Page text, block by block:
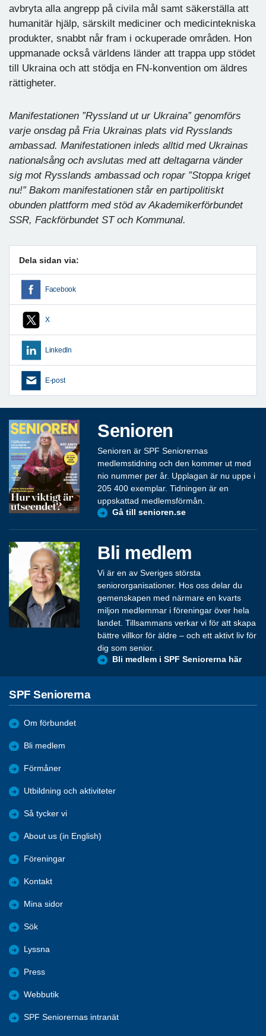
avbryta alla angrepp på civila mål samt säkerställa att
humanitär hjälp, särskilt mediciner och medicintekniska
produkter, snabbt når fram i ockuperade områden. Hon
uppmanade också världens länder att trappa upp stödet
till Ukraina och att stödja en FN-konvention om äldres
rättigheter.
Manifestationen ”Ryssland ut ur Ukraina” genomförs
varje onsdag på Fria Ukrainas plats vid Rysslands
ambassad. Manifestationen inleds alltid med Ukrainas
nationalsång och avslutas med att deltagarna vänder
sig mot Rysslands ambassad och ropar ”Stoppa kriget
nu!” Bakom manifestationen står en partipolitiskt
obunden plattform med stöd av Akademikerförbundet
SSR, Fackförbundet ST och Kommunal.
Dela sidan via:
Facebook
X
LinkedIn
E-post
Senioren
Senioren är SPF Seniorernas
medlemstidning och den kommer ut med
nio nummer per år. Upplagan är nu uppe i
205 400 exemplar. Tidningen är en
uppskattad medlemsförmån.
Gå till senioren.se
Bli medlem
Vi är en av Sveriges största
seniororganisationer. Hos oss delar du
gemenskapen med närmare en kvarts
miljon medlemmar i föreningar över hela
landet. Tillsammans verkar vi för att skapa
bättre villkor för äldre – och ett aktivt liv för
dig som senior.
Bli medlem i SPF Seniorerna här
SPF Seniorerna
Om förbundet
Bli medlem
Förmåner
Utbildning och aktiviteter
Så tycker vi
About us (in English)
Föreningar
Kontakt
Mina sidor
Sök
Lyssna
Press
Webbutik
SPF Seniorernas intranät